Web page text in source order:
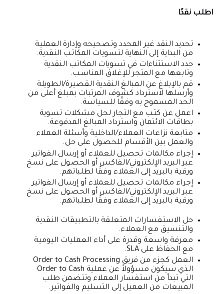
اطلب نقدًا
تحديد النقد غير المحدد وتصحيحه وإدارة العملية
من البداية إلى النهاية لتسويات المكاتب النقدية.
حدد الاستثناءات في تسويات المكاتب النقدية
وتابعها مع المتجر للإغلاق المناسب.
قم بالإبلاغ عن المبالغ النقدية القصيرة/الطويلة
وأرسلها لاسترداد كشوف المرتبات بمبلغ أعلى من
الحد المسموح به وفقًا للسياسة.
اعمل عن كثب مع التجار لحل مشكلات تسوية
بطاقات الائتمان واسترداد المبالغ المدفوعة.
متابعة نزاعات العملاء/الداخلية وأسئلة العملاء
والعمل بين الأقسام للحصول على حل.
إجراء مكالمات تحصيل للعملاء أو إرسال الفواتير
عبر البريد الإلكتروني/الفاكس أو الحصول على نسخ
ورقية بالبريد إلى العملاء وفقًا لطلباتهم.
إجراء مكالمات تحصيل للعملاء أو إرسال الفواتير
عبر البريد الإلكتروني/الفاكس أو الحصول على نسخ
ورقية بالبريد إلى العملاء وفقًا لطلباتهم.
حل الاستفسارات المتعلقة بالتطبيقات النقدية
والتنسيق مع العملاء.
معرفة واسعة وقدرة على أداء العمليات اليومية
مع الحفاظ على SLA.
العمل كجزء من فريق Order to Cash Processing
الذي سيكون مسؤولاً عن عملية Order to Cash
التي تبدأ من استفسار العملاء وتتضمن طلب
المبيعات من العميل إلى التسليم والفواتير.